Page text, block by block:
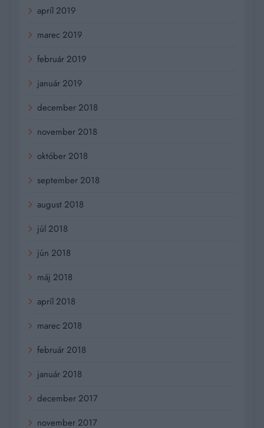
apríl 2019
marec 2019
február 2019
január 2019
december 2018
november 2018
október 2018
september 2018
august 2018
júl 2018
jún 2018
máj 2018
apríl 2018
marec 2018
február 2018
január 2018
december 2017
november 2017